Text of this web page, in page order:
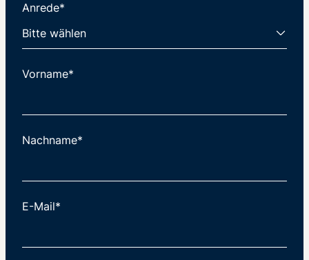
Anrede*
Vorname*
Nachname*
E-Mail*